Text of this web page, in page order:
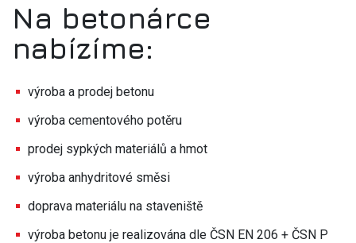
Na betonárce
nabízíme:
výroba a prodej betonu
výroba cementového potěru
prodej sypkých materiálů a hmot
výroba anhydritové směsi
doprava materiálu na staveniště
výroba betonu je realizována dle ČSN EN 206 + ČSN P